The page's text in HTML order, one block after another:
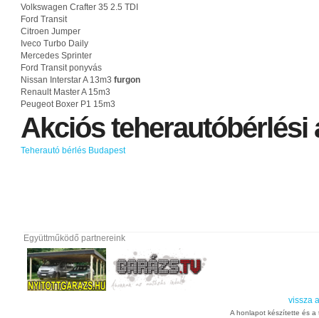
Volkswagen Crafter 35 2.5 TDI
Ford Transit
Citroen Jumper
Iveco Turbo Daily
Mercedes Sprinter
Ford Transit ponyvás
Nissan Interstar A 13m3 furgon
Renault Master A 15m3
Peugeot Boxer P1 15m3
Akciósteherautóbérlési
Teherautó bérlés Budapest
Együttműködő partnereink
vissza
A honlapot készítette és